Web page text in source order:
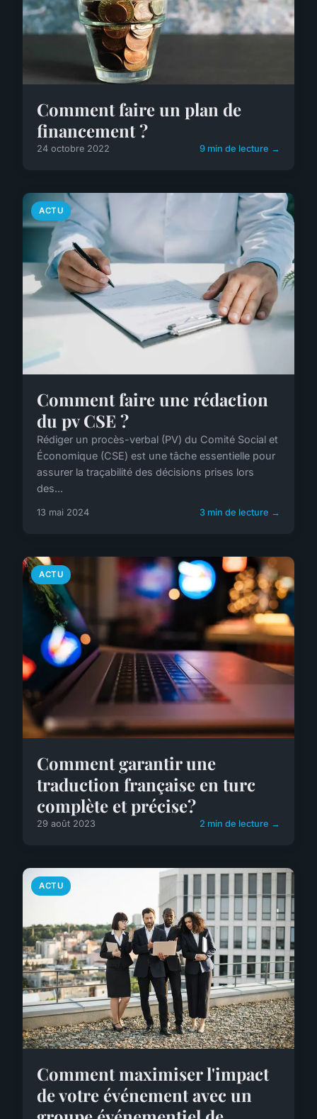
Comment faire un plan de
financement ?
24 octobre 2022 9 min de lecture →
ACTU
Comment faire une rédaction
du pv CSE ?
Rédiger un procès-verbal (PV) du Comité Social et
Économique (CSE) est une tâche essentielle pour
assurer la traçabilité des décisions prises lors
des...
13 mai 2024 3 min de lecture →
ACTU
Comment garantir une
traduction française en turc
complète et précise?
29 août 2023 2 min de lecture →
ACTU
Comment maximiser l'impact
de votre événement avec un